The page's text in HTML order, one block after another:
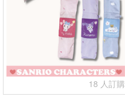
18 人訂購